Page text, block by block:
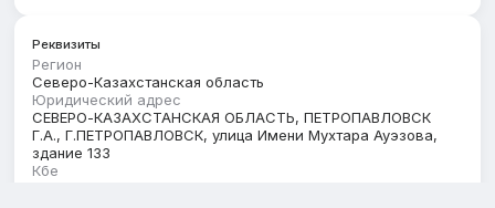
Реквизиты
Регион
Северо-Казахстанская область
Юридический адрес
СЕВЕРО-КАЗАХСТАНСКАЯ ОБЛАСТЬ, ПЕТРОПАВЛОВСК
Г.А., Г.ПЕТРОПАВЛОВСК, улица Имени Мухтара Ауэзова,
здание 133
Кбе